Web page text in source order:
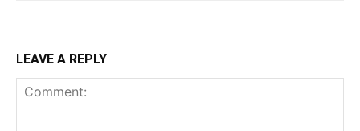
LEAVE A REPLY